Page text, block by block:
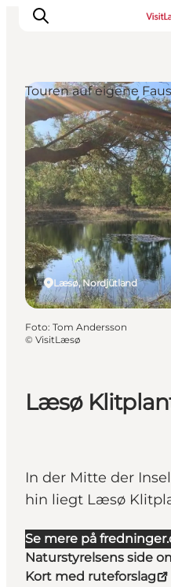
Læsø
In der Mitte der
hin liegt Læsø
Se mere på
Naturstyrelsens side
Kort med ruteforslag
Læsø, Nordjütland
Touren auf eigene
Foto: Tom Andersson
© VisitLæsø